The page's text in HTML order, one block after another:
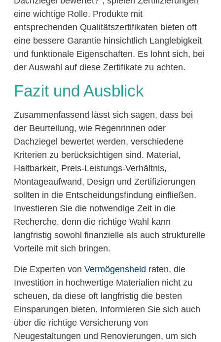
eine wichtige Rolle. Produkte mit
entsprechenden Qualitätszertifikaten bieten oft
eine bessere Garantie hinsichtlich Langlebigkeit
und funktionale Eigenschaften. Es lohnt sich, bei
der Auswahl auf diese Zertifikate zu achten.
Fazit und Ausblick
Zusammenfassend lässt sich sagen, dass bei
der Beurteilung, wie Regenrinnen oder
Dachziegel bewertet werden, verschiedene
Kriterien zu berücksichtigen sind. Material,
Haltbarkeit, Preis-Leistungs-Verhältnis,
Montageaufwand, Design und Zertifizierungen
sollten in die Entscheidungsfindung einfließen.
Investieren Sie die notwendige Zeit in die
Recherche, denn die richtige Wahl kann
langfristig sowohl finanzielle als auch strukturelle
Vorteile mit sich bringen.
Die Experten von Vermögensheld raten, die
Investition in hochwertige Materialien nicht zu
scheuen, da diese oft langfristig die besten
Einsparungen bieten. Informieren Sie sich auch
über die richtige Versicherung von
Neugestaltungen und Renovierungen, um sich